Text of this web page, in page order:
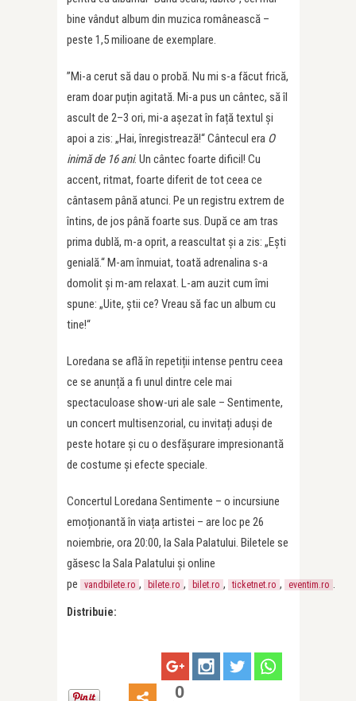
bine vândut album din muzica românească –
peste 1,5 milioane de exemplare.
”Mi-a cerut să dau o probă. Nu mi s-a făcut frică,
eram doar puțin agitată. Mi-a pus un cântec, să îl
ascult de 2–3 ori, mi-a așezat în față textul și
apoi a zis: „Hai, înregistrează!“ Cântecul era O
inimă de 16 ani. Un cântec foarte dificil! Cu
accent, ritmat, foarte diferit de tot ceea ce
cântasem până atunci. Pe un registru extrem de
întins, de jos până foarte sus. După ce am tras
prima dublă, m-a oprit, a reascultat și a zis: „Ești
genială.“ M-am înmuiat, toată adrenalina s-a
domolit și m-am relaxat. L-am auzit cum îmi
spune: „Uite, știi ce? Vreau să fac un album cu
tine!“
Loredana se află în repetiții intense pentru ceea
ce se anunță a fi unul dintre cele mai
spectaculoase show-uri ale sale – Sentimente,
un concert multisenzorial, cu invitați aduși de
peste hotare și cu o desfășurare impresionantă
de costume și efecte speciale.
Concertul Loredana Sentimente – o incursiune
emoționantă în viața artistei – are loc pe 26
noiembrie, ora 20:00, la Sala Palatului. Biletele se
găsesc la Sala Palatului și online
pe
vandbilete.ro , bilete.ro , bilet.ro , ticketnet.ro , eventim.ro .
Distribuie:
0